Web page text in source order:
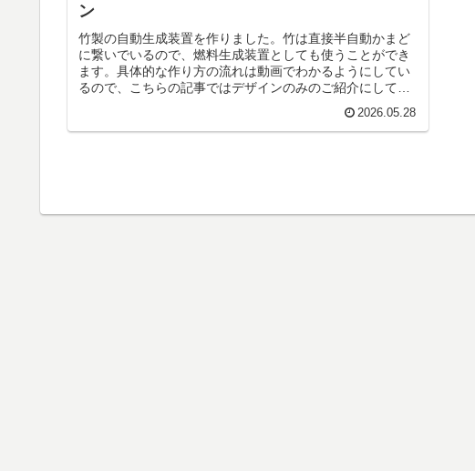
ン
竹製の自動生成装置を作りました。竹は直接半自動かまど
に繋いでいるので、燃料生成装置としても使うことができ
ます。具体的な作り方の流れは動画でわかるようにしてい
るので、こちらの記事ではデザインのみのご紹介にしてお
2026.05.28